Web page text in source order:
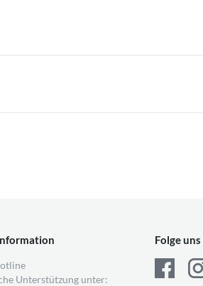
Unterstützung unter:
Folge